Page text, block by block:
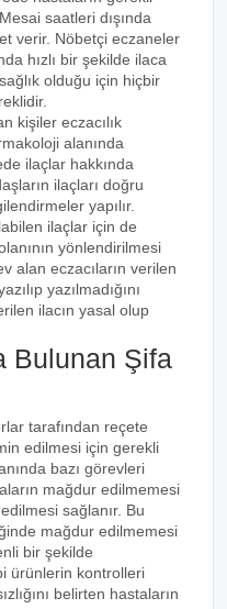
saatleri dışında
verir. Nöbetçi eczaneler
hızlı bir şekilde ilaca
olduğu için hiçbir
kişiler eczacılık
alanında
ilaçlar hakkında
ilaçları doğru
yapılır.
ilaçlar için de
yönlendirilmesi
alan eczacıların verilen
yazılmadığını
ilacın yasal olup
Bulunan Şifa
tarafından reçete
edilmesi için gerekli
bazı görevleri
mağdur edilmemesi
sağlanır. Bu
mağdur edilmemesi
bir şekilde
ürünlerin kontrolleri
belirten hastaların